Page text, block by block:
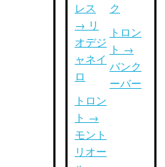
レス
→ リ
オデジ
ャネイ
ロ
トロン
ト →
モント
リオー
ク
トロン
ト →
バンク
ーバー